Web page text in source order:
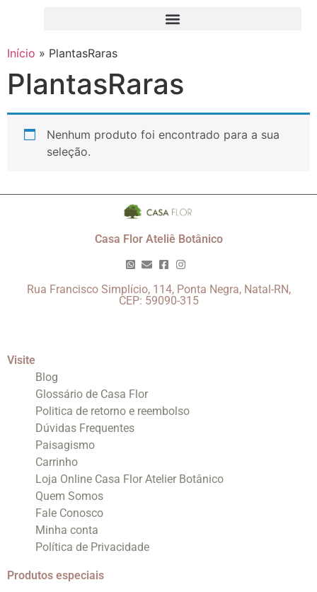
Início » PlantasRaras
PlantasRaras
Nenhum produto foi encontrado para a sua
seleção.
Casa Flor Ateliê Botânico
Rua Francisco Simplício, 114, Ponta Negra, Natal-RN,
CEP: 59090-315
Visite
Blog
Glossário de Casa Flor
Politica de retorno e reembolso
Dúvidas Frequentes
Paisagismo
Carrinho
Loja Online Casa Flor Atelier Botânico
Quem Somos
Fale Conosco
Minha conta
Política de Privacidade
Produtos especiais